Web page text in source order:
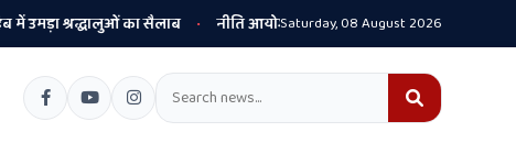
श्रद्धालुओं का सैलाब • नीति आयोग की रैंकिंग में पंजाब ने केरल को पछाड़ा; शिक्षा
Saturday, 08 August 2026